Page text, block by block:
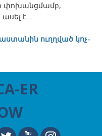
փոխանցմամբ,
է…
ուղղված կոչ-
ER